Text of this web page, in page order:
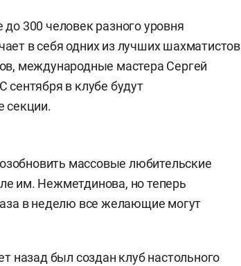
300 человек разного уровня
в себя одних из лучших шахматистов
международные мастера Сергей
в клубе будут
секции.
массовые любительские
им. Нежметдинова, но теперь
в неделю все желающие могут
назад был создан клуб настольного